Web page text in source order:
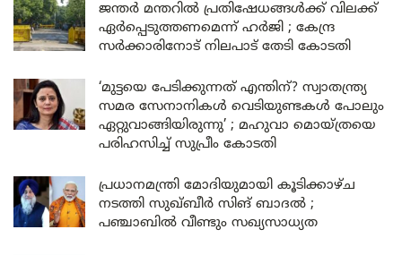
ജന്തർ മന്തറിൽ പ്രതിഷേധങ്ങൾക്ക് വിലക്ക്
ഏർപ്പെടുത്തണമെന്ന് ഹർജി ; കേന്ദ്ര
സർക്കാരിനോട് നിലപാട് തേടി കോടതി
‘മുട്ടയെ പേടിക്കുന്നത് എന്തിന്? സ്വാതന്ത്ര്യ
സമര സേനാനികൾ വെടിയുണ്ടകൾ പോലും
ഏറ്റുവാങ്ങിയിരുന്നു’ ; മഹുവാ മൊയ്ത്രയെ
പരിഹസിച്ച് സുപ്രീം കോടതി
പ്രധാനമന്ത്രി മോദിയുമായി കൂടിക്കാഴ്ച
നടത്തി സുഖ്ബീർ സിങ് ബാദൽ ;
പഞ്ചാബിൽ വീണ്ടും സഖ്യസാധ്യത